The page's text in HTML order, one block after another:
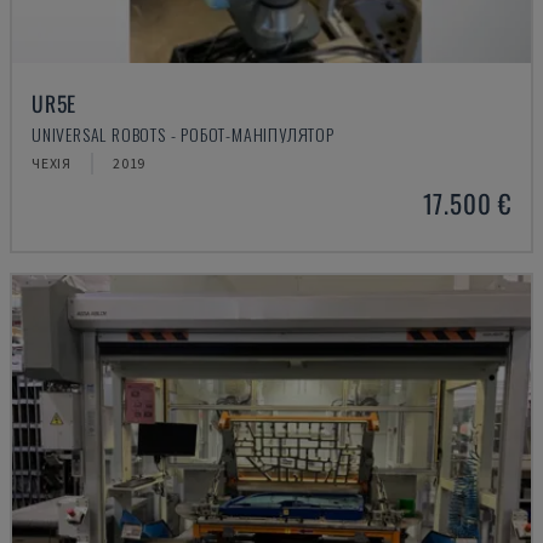
UR5E
UNIVERSAL ROBOTS - РОБОТ-МАНІПУЛЯТОР
ЧЕХІЯ 2019
17.500 €